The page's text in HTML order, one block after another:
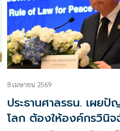
8 เมษายน 2569
ประธานศาลรธน. เผย
โลก ต้องให้องค์กรวินิจ